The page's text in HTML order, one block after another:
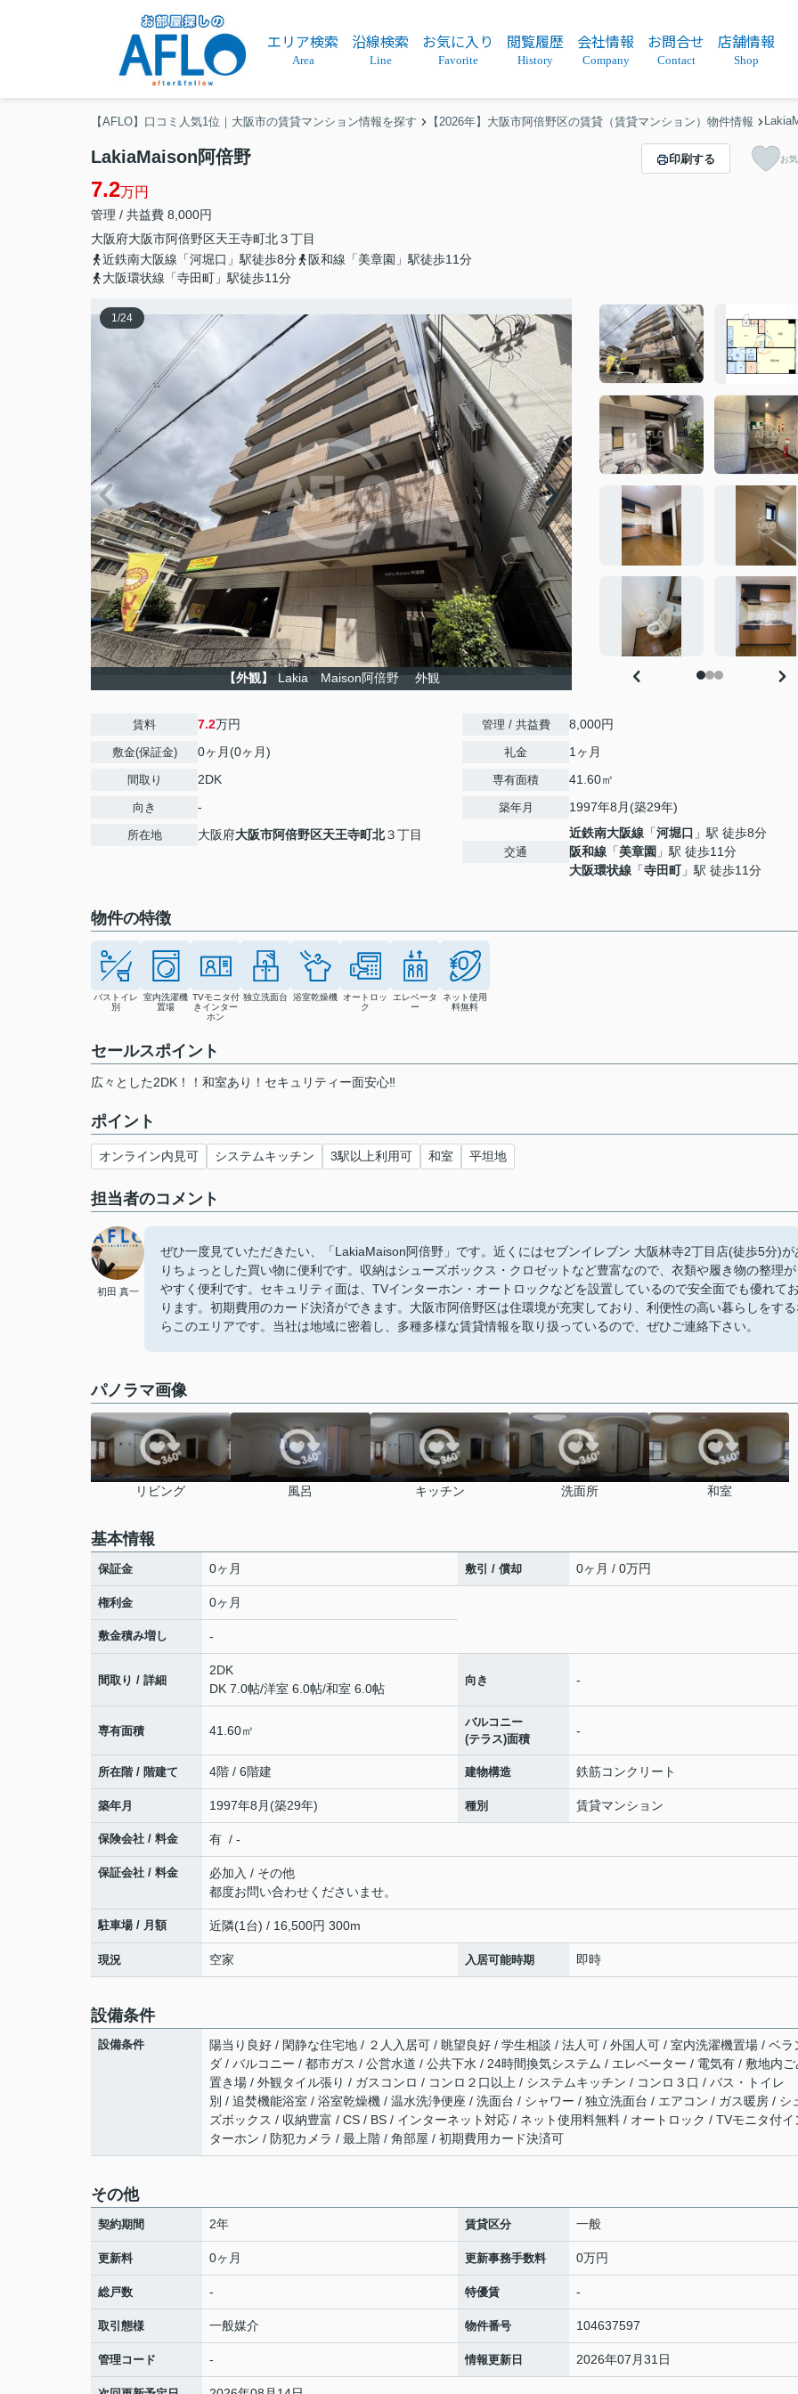
エリア検索
Area
沿線検索
Line
お気に入り
Favorite
閲覧履歴
History
会社情報
Company
お問合せ
Contact
店舗情報
Shop
【AFLO】口コミ人気1位｜大阪市の賃貸マンション情報を探す 【2026年】大阪市阿倍野区の賃貸（賃貸マンション）物件情報
LakiaMaison阿倍野
7.2万円
管理 / 共益費 8,000円
大阪府大阪市阿倍野区天王寺町北３丁目
近鉄南大阪線「河堀口」駅徒歩8分
阪和線「美章園」駅徒歩11分
大阪環状線「寺田町」駅徒歩11分
印刷する お
1/24
【外観】 Lakia Maison阿倍野 外観
賃料 7.2万円
敷金(保証金) 0ヶ月(0ヶ月)
間取り 2DK
向き -
所在地 大阪府大阪市阿倍野区天王寺町北３丁目
管理 / 共益費 8,000円
礼金 1ヶ月
専有面積 41.60㎡
築年月 1997年8月(築29年)
交通
近鉄南大阪線 「河堀口 」駅 徒歩8分
阪和線 「美章園 」駅 徒歩11分
大阪環状線 「寺田町」駅 徒歩11分
物件の特徴
バストイレ
別
室内洗濯機
置場
TVモニタ付
きインター
ホン
独立洗面台 浴室乾燥機
オートロッ
ク
エレベータ
ー
ネット使用
料無料
セールスポイント
広々とした2DK！！和室あり！セキュリティー面安心‼
ポイント
オンライン内見可 システムキッチン 3駅以上利用可 和室 平坦地
担当者のコメント
初田 真一
ぜひ一度見ていただきたい、「LakiaMaison阿倍野」です。近くにはセブンイレブン 大阪林寺2丁目店(徒歩5分)が
りちょっとした買い物に便利です。収納はシューズボックス・クロゼットなど豊富なので、衣類や履き物の整理が
やすく便利です。セキュリティ面は、TVインターホン・オートロックなどを設置しているので安全面でも優れてお
ります。初期費用のカード決済ができます。大阪市阿倍野区は住環境が充実しており、利便性の高い暮らしをする
らこのエリアです。当社は地域に密着し、多種多様な賃貸情報を取り扱っているので、ぜひご連絡下さい。
パノラマ画像
リビング 風呂 キッチン 洗面所 和室
基本情報
保証金 0ヶ月 敷引 / 償却 0ヶ月 / 0万円
権利金 0ヶ月
敷金積み増し -
間取り / 詳細
2DK
DK 7.0帖/洋室 6.0帖/和室 6.0帖
向き -
専有面積 41.60㎡
バルコニー
(テラス)面積
-
所在階 / 階建て 4階 / 6階建 建物構造 鉄筋コンクリート
築年月 1997年8月(築29年) 種別 賃貸マンション
保険会社 / 料金 有 / -
保証会社 / 料金
必加入 / その他
都度お問い合わせくださいませ。
駐車場 / 月額 近隣(1台) / 16,500円 300m
現況 空家 入居可能時期 即時
設備条件
設備条件
陽当り良好 / 閑静な住宅地 / ２人入居可 / 眺望良好 / 学生相談 / 法人可 / 外国人可 / 室内洗濯機置場 / ベラ
ダ / バルコニー / 都市ガス / 公営水道 / 公共下水 / 24時間換気システム / エレベーター / 電気有 / 敷地内ご
置き場 / 外観タイル張り / ガスコンロ / コンロ２口以上 / システムキッチン / コンロ３口 / バス・トイレ
別 / 追焚機能浴室 / 浴室乾燥機 / 温水洗浄便座 / 洗面台 / シャワー / 独立洗面台 / エアコン / ガス暖房 / シ
ズボックス / 収納豊富 / CS / BS / インターネット対応 / ネット使用料無料 / オートロック / TVモニタ付イ
ターホン / 防犯カメラ / 最上階 / 角部屋 / 初期費用カード決済可
その他
契約期間 2年 賃貸区分 一般
更新料 0ヶ月 更新事務手数料 0万円
総戸数 - 特優賃 -
取引態様 一般媒介 物件番号 104637597
管理コード - 情報更新日 2026年07月31日